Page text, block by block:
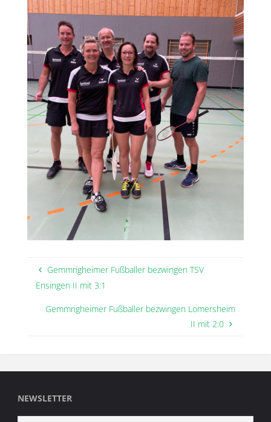
Gemmrigheimer Fußballer bezwingen TSV
Ensingen II mit 3:1
Gemmrigheimer Fußballer bezwingen Lomersheim
II mit 2:0
NEWSLETTER